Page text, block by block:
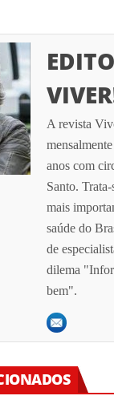
A revista
anos com
Santo.
mais
saúde do
de
dilema
bem".